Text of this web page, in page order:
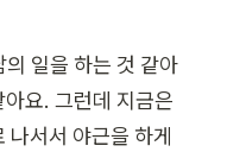
일을 하는 것 같아
요. 그런데 지금은
나서서 야근을 하게